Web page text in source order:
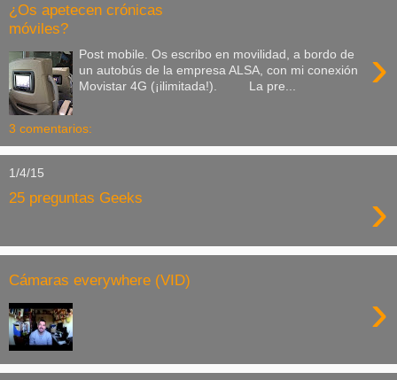
¿Os apetecen crónicas
móviles?
›
Post mobile. Os escribo en movilidad, a bordo de
un autobús de la empresa ALSA, con mi conexión
Movistar 4G (¡ilimitada!). La pre...
3 comentarios:
1/4/15
25 preguntas Geeks ›
Cámaras everywhere (VID)
›